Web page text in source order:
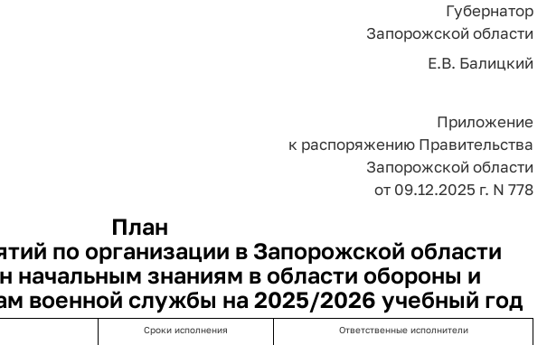
Губернатор
Запорожской области
Е.В. Балицкий
Приложение
к распоряжению Правительства
Запорожской области
от 09.12.2025 г. N 778
План
по организации в Запорожской области
начальным знаниям в области обороны и
военной службы на 2025/2026 учебный год
Сроки исполнения Ответственные исполнители